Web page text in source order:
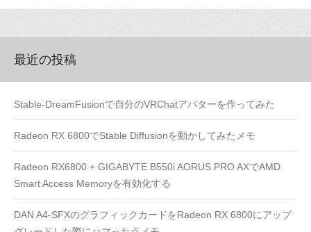
最近の投稿
Stable-DreamFusionで自分のVRChatアバターを作ってみた
Radeon RX 6800でStable Diffusionを動かしてみたメモ
Radeon RX6800 + GIGABYTE B550i AORUS PRO AXでAMD
Smart Access Memoryを有効化する
DAN A4-SFXのグラフィックカードをRadeon RX 6800にアップ